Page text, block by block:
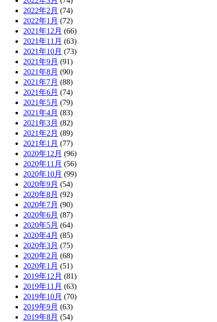
2022年2月 (74)
2022年1月 (72)
2021年12月 (66)
2021年11月 (63)
2021年10月 (73)
2021年9月 (91)
2021年8月 (90)
2021年7月 (88)
2021年6月 (74)
2021年5月 (79)
2021年4月 (83)
2021年3月 (82)
2021年2月 (89)
2021年1月 (77)
2020年12月 (96)
2020年11月 (56)
2020年10月 (99)
2020年9月 (54)
2020年8月 (92)
2020年7月 (90)
2020年6月 (87)
2020年5月 (64)
2020年4月 (85)
2020年3月 (75)
2020年2月 (68)
2020年1月 (51)
2019年12月 (81)
2019年11月 (63)
2019年10月 (70)
2019年9月 (63)
2019年8月 (54)